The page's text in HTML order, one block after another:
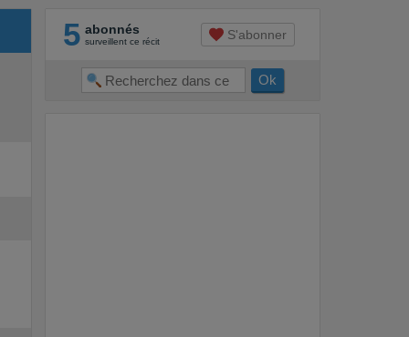
5 abonnés
surveillent ce récit S'abonner